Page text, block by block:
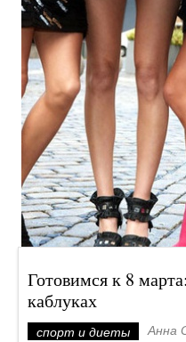
Готовимся к 8
каблуках
спорт и диеты Анна